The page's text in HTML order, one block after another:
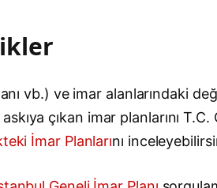
vb.) ve imar alanlarındaki
çıkan imar planlarını T.C.
İmar Planlarını